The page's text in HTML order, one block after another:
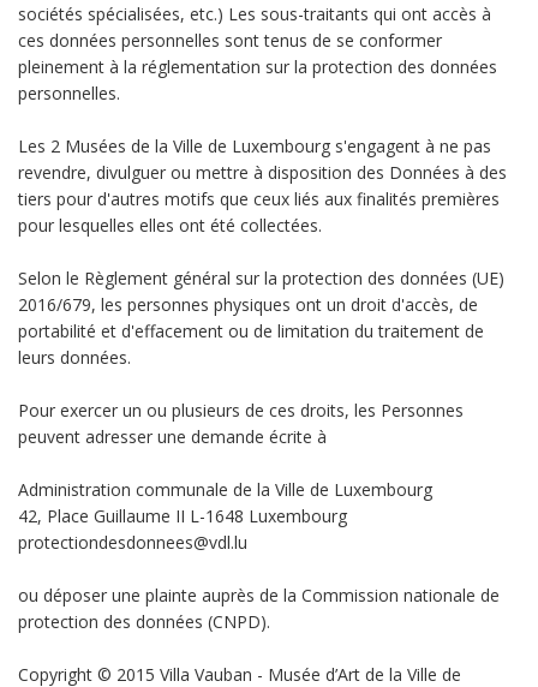
sociétés spécialisées, etc.) Les sous-traitants qui ont accès à
ces données personnelles sont tenus de se conformer
pleinement à la réglementation sur la protection des données
personnelles.
Les 2 Musées de la Ville de Luxembourg s'engagent à ne pas
revendre, divulguer ou mettre à disposition des Données à des
tiers pour d'autres motifs que ceux liés aux finalités premières
pour lesquelles elles ont été collectées.
Selon le Règlement général sur la protection des données (UE)
2016/679, les personnes physiques ont un droit d'accès, de
portabilité et d'effacement ou de limitation du traitement de
leurs données.
Pour exercer un ou plusieurs de ces droits, les Personnes
peuvent adresser une demande écrite à
Administration communale de la Ville de Luxembourg
42, Place Guillaume II L-1648 Luxembourg
protectiondesdonnees@vdl.lu
ou déposer une plainte auprès de la Commission nationale de
protection des données (CNPD).
Copyright © 2015 Villa Vauban - Musée d’Art de la Ville de